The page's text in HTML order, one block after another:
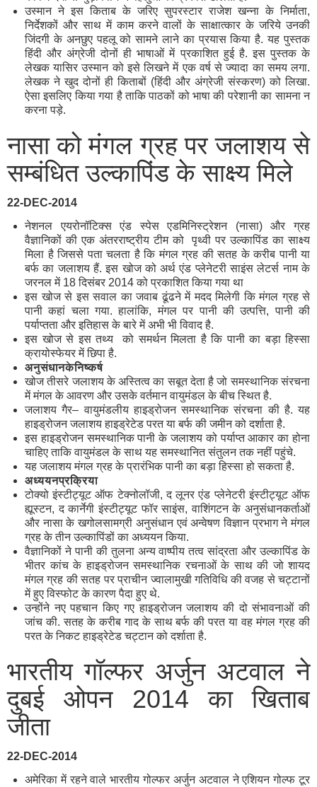
उस्मान ने इस किताब के जरिए सुपरस्टार राजेश खन्ना के निर्माता,
निर्देशकों और साथ में काम करने वालों के साक्षात्कार के जरिये उनकी
जिंदगी के अनछुए पहलू को सामने लाने का प्रयास किया है. यह पुस्तक
हिंदी और अंग्रेजी दोनों ही भाषाओं में प्रकाशित हुई है. इस पुस्तक के
लेखक यासिर उस्मान को इसे लिखने में एक वर्ष से ज्यादा का समय लगा.
लेखक ने खुद दोनों ही किताबों (हिंदी और अंग्रेजी संस्करण) को लिखा.
ऐसा इसलिए किया गया है ताकि पाठकों को भाषा की परेशानी का सामना न
करना पड़े.
नासा को मंगल ग्रह पर जलाशय से
सम्बंधित उल्कापिंड के साक्ष्य मिले
22-DEC-2014
नेशनल एयरोनॉटिक्स एंड स्पेस एडमिनिस्ट्रेशन (नासा) और ग्रह
वैज्ञानिकों की एक अंतरराष्ट्रीय टीम को पृथ्वी पर उल्कापिंड का साक्ष्य
मिला है जिससे पता चलता है कि मंगल ग्रह की सतह के करीब पानी या
बर्फ का जलाशय हैं. इस खोज को अर्थ एंड प्लेनेटरी साइंस लेटर्स नाम के
जरनल में 18 दिसंबर 2014 को प्रकाशित किया गया था
इस खोज से इस सवाल का जवाब ढूंढने में मदद मिलेगी कि मंगल ग्रह से
पानी कहां चला गया. हालांकि, मंगल पर पानी की उत्पत्ति, पानी की
पर्याप्तता और इतिहास के बारे में अभी भी विवाद है.
इस खोज से इस तथ्य को समर्थन मिलता है कि पानी का बड़ा हिस्सा
क्रायोस्फेयर में छिपा है.
अनुसंधानकेनिष्कर्ष
खोज तीसरे जलाशय के अस्तित्व का सबूत देता है जो समस्थानिक संरचना
में मंगल के आवरण और उसके वर्तमान वायुमंडल के बीच स्थित है.
जलाशय गैर– वायुमंडलीय हाइड्रोजन समस्थानिक संरचना की है. यह
हाइड्रोजन जलाशय हाइड्रेटेड परत या बर्फ की जमीन को दर्शाता है.
इस हाइड्रोजन समस्थानिक पानी के जलाशय को पर्याप्त आकार का होना
चाहिए ताकि वायुमंडल के साथ यह समस्थानित संतुलन तक नहीं पहुंचे.
यह जलाशय मंगल ग्रह के प्रारंभिक पानी का बड़ा हिस्सा हो सकता है.
अध्ययनप्रक्रिया
टोक्यो इंस्टीट्यूट ऑफ टेक्नोलॉजी, द लूनर एंड प्लेनेटरी इंस्टीट्यूट ऑफ
ह्यूस्टन, द कार्नेगी इंस्टीट्यूट फॉर साइंस, वाशिंगटन के अनुसंधानकर्ताओं
और नासा के खगोलसामग्री अनुसंधान एवं अन्वेषण विज्ञान प्रभाग ने मंगल
ग्रह के तीन उल्कापिंडों का अध्ययन किया.
वैज्ञानिकों ने पानी की तुलना अन्य वाष्पीय तत्व सांद्रता और उल्कापिंड के
भीतर कांच के हाइड्रोजन समस्थानिक रचनाओं के साथ की जो शायद
मंगल ग्रह की सतह पर प्राचीन ज्वालामुखी गतिविधि की वजह से चट्टानों
में हुए विस्फोट के कारण पैदा हुए थे.
उन्होंने नए पहचान किए गए हाइड्रोजन जलाशय की दो संभावनाओं की
जांच की. सतह के करीब गाद के साथ बर्फ की परत या वह मंगल ग्रह की
परत के निकट हाइड्रेटेड चट्टान को दर्शाता है.
भारतीय गॉल्फर अर्जुन अटवाल ने
दुबई ओपन 2014 का खिताब
जीता
22-DEC-2014
अमेरिका में रहने वाले भारतीय गोल्फर अर्जुन अटवाल ने एशियन गोल्फ टूर